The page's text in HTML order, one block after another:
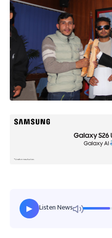
▶ Listen News